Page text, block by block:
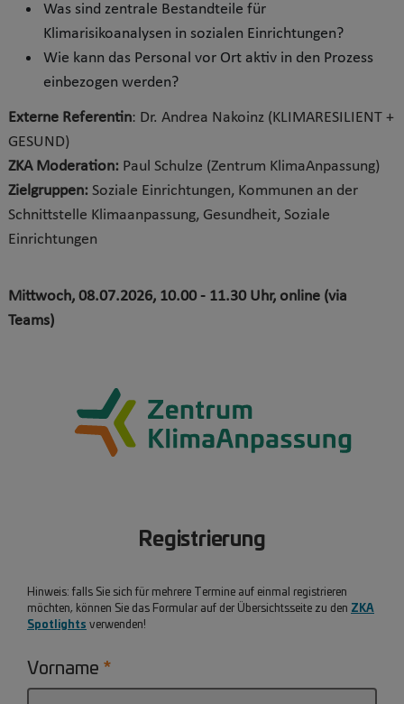
Was sind zentrale Bestandteile für
Klimarisikoanalysen in sozialen Einrichtungen?
Wie kann das Personal vor Ort aktiv in den Prozess
einbezogen werden?
Externe Referentin: Dr. Andrea Nakoinz (KLIMARESILIENT +
GESUND)
ZKA Moderation: Paul Schulze (Zentrum KlimaAnpassung)
Zielgruppen: Soziale Einrichtungen, Kommunen an der
Schnittstelle Klimaanpassung, Gesundheit, Soziale
Einrichtungen
Mittwoch, 08.07.2026, 10.00 - 11.30 Uhr, online (via
Teams)
Registrierung
Hinweis: falls Sie sich für mehrere Termine auf einmal registrieren
möchten, können Sie das Formular auf der Übersichtsseite zu den ZKA
Spotlights verwenden!
Vorname